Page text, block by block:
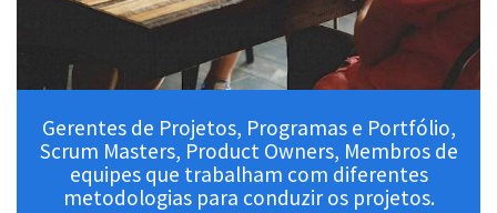
Gerentes de Projetos, Programas e Portfólio,
Scrum Masters, Product Owners, Membros de
equipes que trabalham com diferentes
metodologias para conduzir os projetos.